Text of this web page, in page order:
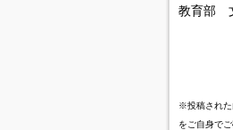
教育部
※投稿された
をご自身でご